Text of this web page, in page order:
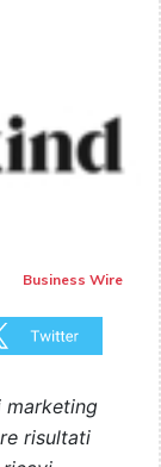
Business Wire
marketing
risultati